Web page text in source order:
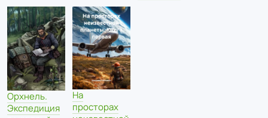
Орхнель.
Экспедиция
На
просторах